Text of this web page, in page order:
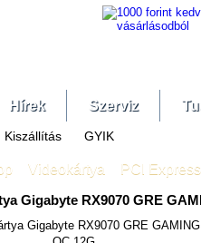
Hírek Szerviz
Kiszállítás GYIK
Videokártya
PCI
Gigabyte RX9070 GRE